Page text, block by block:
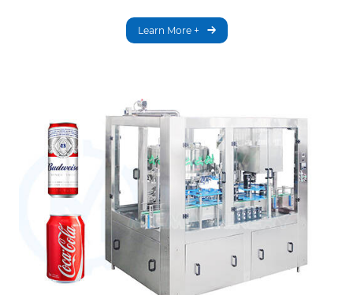
Learn More +